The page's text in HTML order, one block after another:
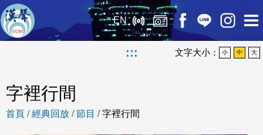
EN
::: 文字大小： 小 中 大
字裡行間
首頁 /經典回放 /節目 /字裡行間